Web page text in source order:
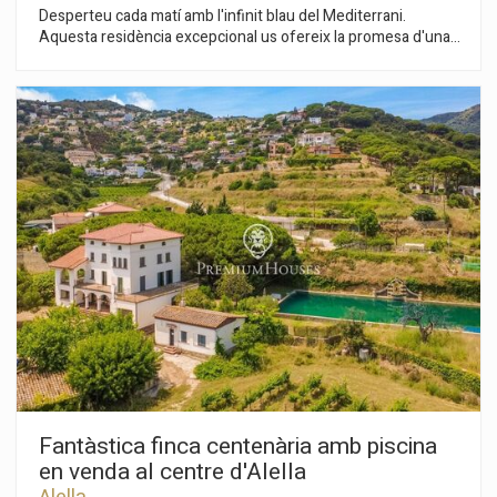
Desperteu cada matí amb l'infinit blau del Mediterrani.
Aquesta residència excepcional us ofereix la promesa d'una
l'exclusivitat, la casa té 5 dormitoris i destaca per les seves
estances espaioses i lluminoses, perfectes per al lleure i la
vida familiar. A més, el seu compromís amb el futur és total,
gràcies a la instal·lació de panells solars. La ubicació és
senzillament perfecta: gaudiu de la proximitat als camps de
golf i als clubs nàutics, i assegureu la millor educació per als
vostres fills amb una escola internacional a pocs minuts.
Estareu molt a prop del centre d'Alella i connectats amb la
capital vibrant en un instant, a només 20 minuts de Barcelona.
Experimenteu el luxe de relaxar-vos amb la comoditat de
tenir-ho tot a l'abast de la mà. Això és més que una simple llar;
és la vostra pròxima destinació.
Fantàstica finca centenària amb piscina
en venda al centre d'Alella
Modificar cookies